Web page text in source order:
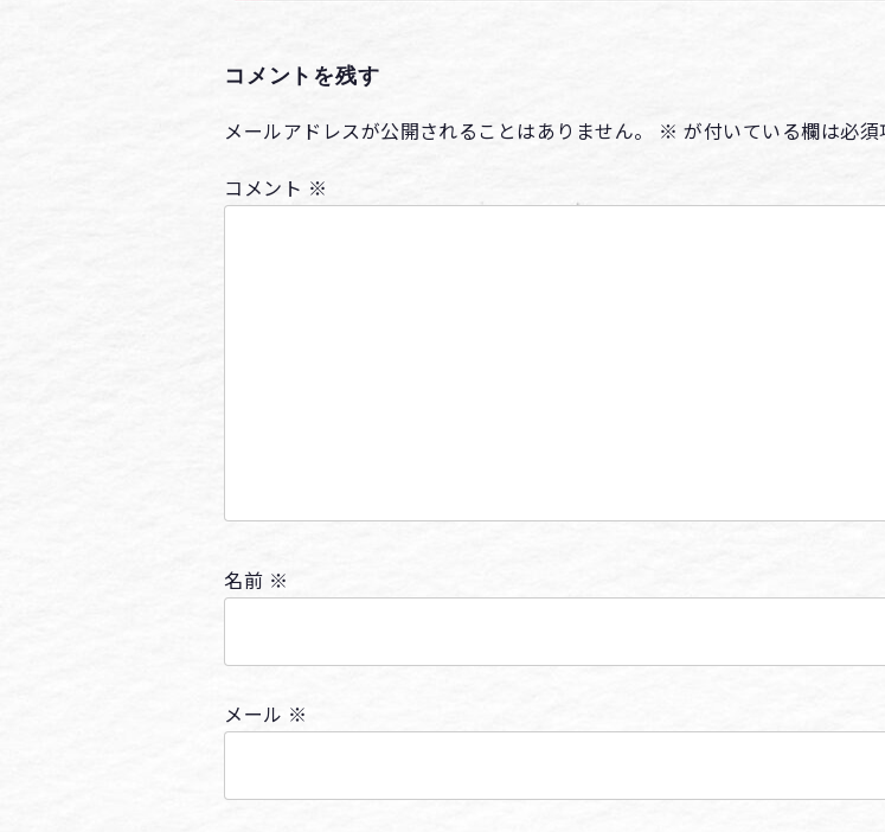
コメントを残す
メールアドレスが公開されることはありません。 ※ が付いている欄は必須
コメント ※
名前 ※
メール ※